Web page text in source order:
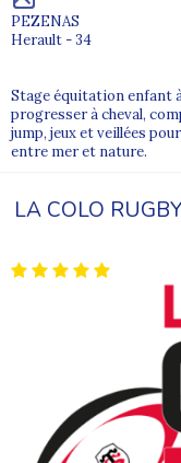
PEZENAS
Herault - 34
Stage équitation enfant
progresser à cheval,
jump, jeux et veillées
entre mer et nature.
LA COLO